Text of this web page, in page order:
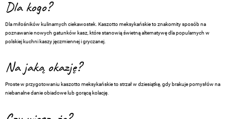
Dla kogo?
Dla miłośników kulinarnych ciekawostek. Kaszotto meksykańskie to znakomity sposób na
poznawanie nowych gatunków kasz, które stanowią świetną alternatywę dla popularnych w
polskiej kuchni kaszy jęczmiennej i gryczanej.
Na jaką okazję?
Proste w przygotowaniu kaszotto meksykańskie to strzał w dziesiątkę, gdy brakuje pomysłów na
niebanalne danie obiadowe lub gorącą kolację.